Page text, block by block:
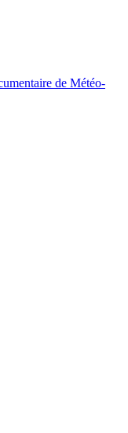
de Météo-